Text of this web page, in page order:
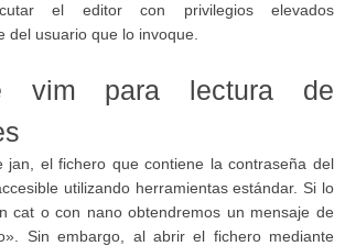
el editor con privilegios elevados
del usuario que lo invoque.
vim para lectura de
jan, el fichero que contiene la contraseña del
utilizando herramientas estándar. Si lo
cat o con nano obtendremos un mensaje de
Sin embargo, al abrir el fichero mediante